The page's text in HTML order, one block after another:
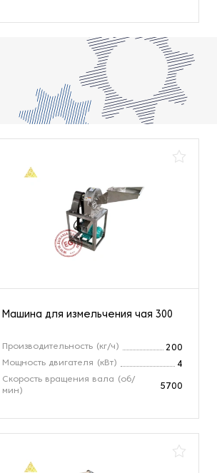
Машина для измельчения чая 300
Производительность (кг/ч)
200
Мощность двигателя (кВт)
4
Скорость вращения вала (об/
мин)
5700